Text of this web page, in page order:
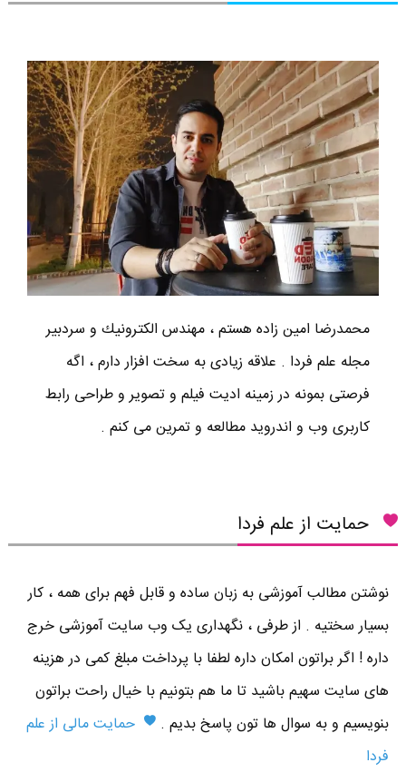
محمدرضا امين زاده هستم ، مهندس الكترونيك و سردبير
مجله علم فردا . علاقه زیادی به سخت افزار دارم ، اگه
فرصتی بمونه در زمینه ادیت فیلم و تصویر و طراحی رابط
کاربری وب و اندروید مطالعه و تمرین می کنم .
حمایت از علم فردا
نوشتن مطالب آموزشی به زبان ساده و قابل فهم برای همه ، کار
بسیار سختیه . از طرفی ، نگهداری یک وب سایت آموزشی خرج
داره ! اگر براتون امکان داره لطفا با پرداخت مبلغ کمی در هزینه
های سایت سهیم باشید تا ما هم بتونیم با خیال راحت براتون
بنویسیم و به سوال ها تون پاسخ بدیم .
حمایت مالی از علم
فردا